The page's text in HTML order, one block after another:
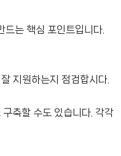
는 핵심 포인트입니다.
지원하는지 점검합시다.
축할 수도 있습니다. 각각